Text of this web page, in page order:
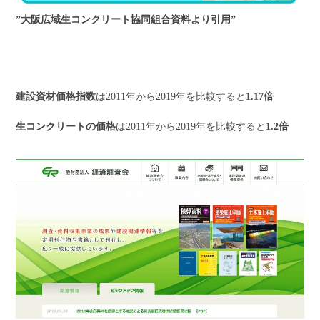
”大阪広域生コンクリート協同組合資料より引用”
建設資材価格指数は2011年から2019年を比較すると 1.17倍
生コンクリートの価格は2011年から2019年を比較すると 1.2倍